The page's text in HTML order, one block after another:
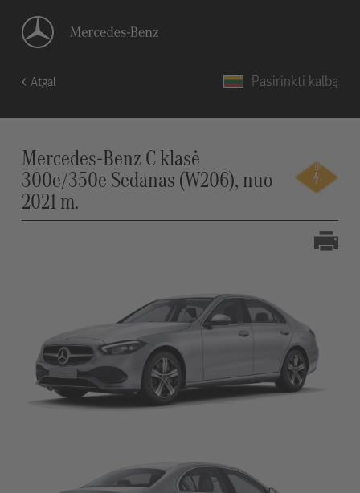
Atgal Pasirinkti kalbą
Mercedes-Benz C klasė
300e/350e Sedanas (W206), nuo
2021 m.